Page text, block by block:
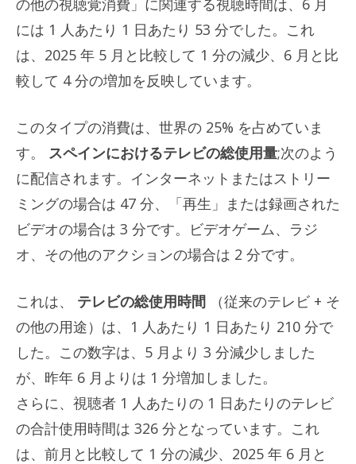
には 1 人あたり 1 日あたり 53 分でした。これ
は、2025 年 5 月と比較して 1 分の減少、6 月と比
較して 4 分の増加を反映しています。
このタイプの消費は、世界の 25% を占めていま
す。 スペインにおけるテレビの総使用量;次のよう
に配信されます。インターネットまたはストリー
ミングの場合は 47 分、「再生」または録画された
ビデオの場合は 3 分です。ビデオゲーム、ラジ
オ、その他のアクションの場合は 2 分です。
これは、 テレビの総使用時間 （従来のテレビ + そ
の他の用途）は、1 人あたり 1 日あたり 210 分で
した。この数字は、5 月より 3 分減少しました
が、昨年 6 月よりは 1 分増加しました。
さらに、視聴者 1 人あたりの 1 日あたりのテレビ
の合計使用時間は 326 分となっています。これ
は、前月と比較して 1 分の減少、2025 年 6 月と